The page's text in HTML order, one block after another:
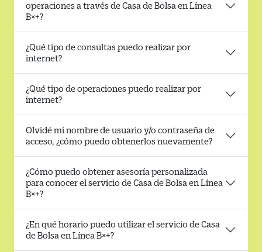
operaciones a través de Casa de Bolsa en Línea
B×+?
¿Qué tipo de consultas puedo realizar por
internet?
¿Qué tipo de operaciones puedo realizar por
internet?
Olvidé mi nombre de usuario y/o contraseña de
acceso, ¿cómo puedo obtenerlos nuevamente?
¿Cómo puedo obtener asesoría personalizada
para conocer el servicio de Casa de Bolsa en Línea
B×+?
¿En qué horario puedo utilizar el servicio de Casa
de Bolsa en Línea B×+?